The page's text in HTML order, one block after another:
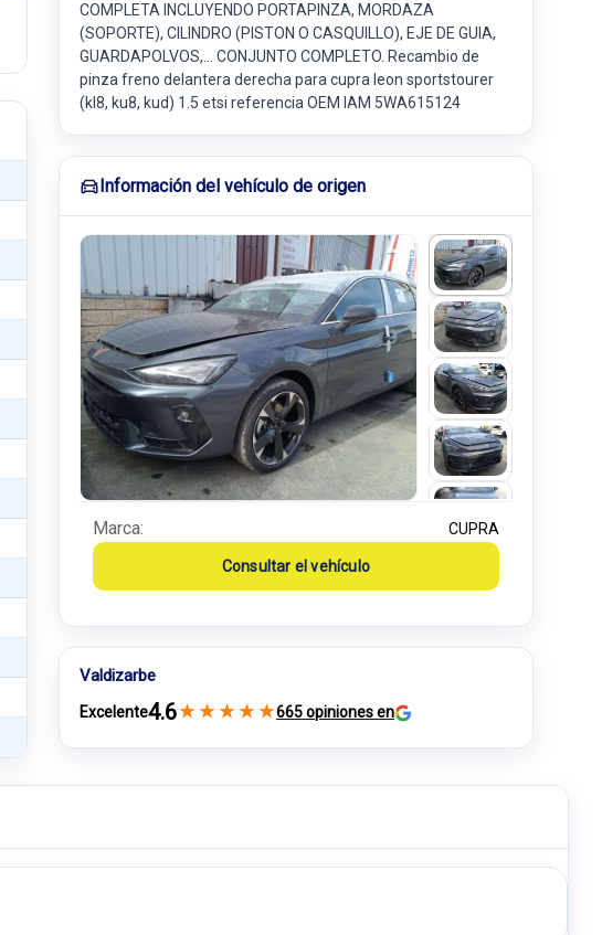
COMPLETA INCLUYENDO PORTAPINZA, MORDAZA
(SOPORTE), CILINDRO (PISTON O CASQUILLO), EJE DE GUIA,
GUARDAPOLVOS,... CONJUNTO COMPLETO. Recambio de
pinza freno delantera derecha para cupra leon sportstourer
(kl8, ku8, kud) 1.5 etsi referencia OEM IAM 5WA615124
Información del vehículo de origen
Marca: CUPRA
Consultar el vehículo
Valdizarbe
Excelente4.6★ ★ ★ ★ ★665 opiniones en